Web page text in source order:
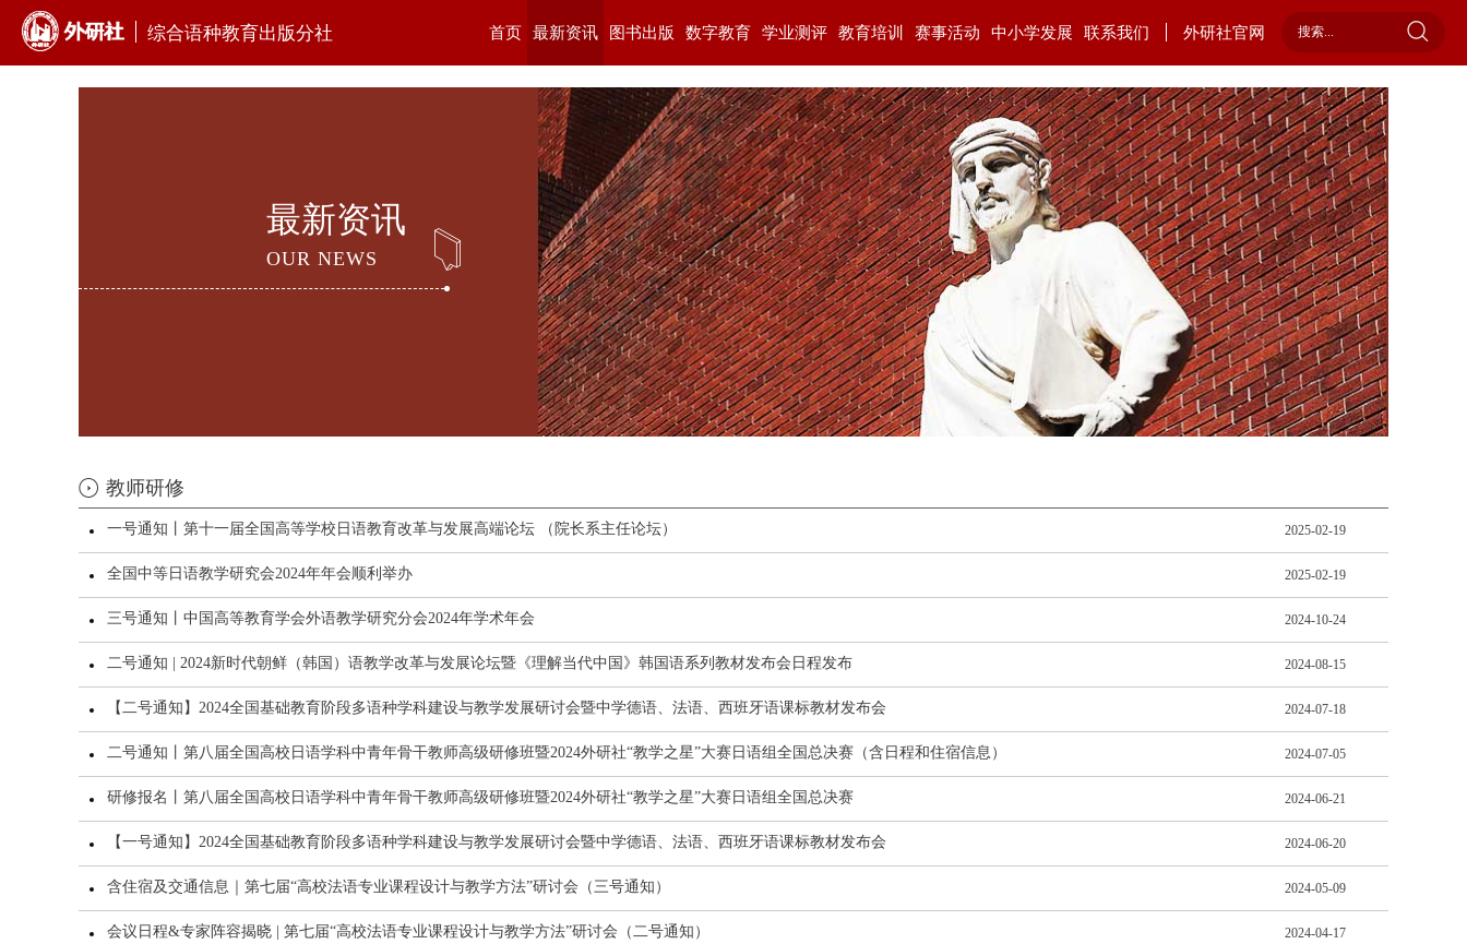
综合语种教育出版分社 首页 最新资讯 图书出版 数字教育 学业测评 教育培训 赛事活动 中小学发展 联系我们 外研社官网
最新资讯
OUR NEWS
教师研修
一号通知丨第十一届全国高等学校日语教育改革与发展高端论坛 （院长系主任论坛） 2025-02-19
全国中等日语教学研究会2024年年会顺利举办 2025-02-19
三号通知丨中国高等教育学会外语教学研究分会2024年学术年会 2024-10-24
二号通知 | 2024新时代朝鲜（韩国）语教学改革与发展论坛暨《理解当代中国》韩国语系列教材发布会日程发布 2024-08-15
【二号通知】2024全国基础教育阶段多语种学科建设与教学发展研讨会暨中学德语、法语、西班牙语课标教材发布会 2024-07-18
二号通知丨第八届全国高校日语学科中青年骨干教师高级研修班暨2024外研社“教学之星”大赛日语组全国总决赛（含日程和住宿信息） 2024-07-05
研修报名丨第八届全国高校日语学科中青年骨干教师高级研修班暨2024外研社“教学之星”大赛日语组全国总决赛 2024-06-21
【一号通知】2024全国基础教育阶段多语种学科建设与教学发展研讨会暨中学德语、法语、西班牙语课标教材发布会 2024-06-20
含住宿及交通信息｜第七届“高校法语专业课程设计与教学方法”研讨会（三号通知） 2024-05-09
会议日程&专家阵容揭晓 | 第七届“高校法语专业课程设计与教学方法”研讨会（二号通知） 2024-04-17